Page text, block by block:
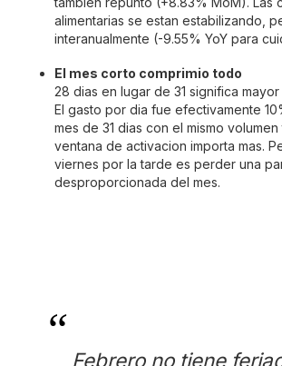
alimentarias se estan estabilizando,
interanualmente (-9.55% YoY para
El mes corto comprimio todo
28 dias en lugar de 31 significa
El gasto por dia fue efectivamente
mes de 31 dias con el mismo volumen
ventana de activacion importa mas.
viernes por la tarde es perder una
desproporcionada del mes.
Febrero no tiene